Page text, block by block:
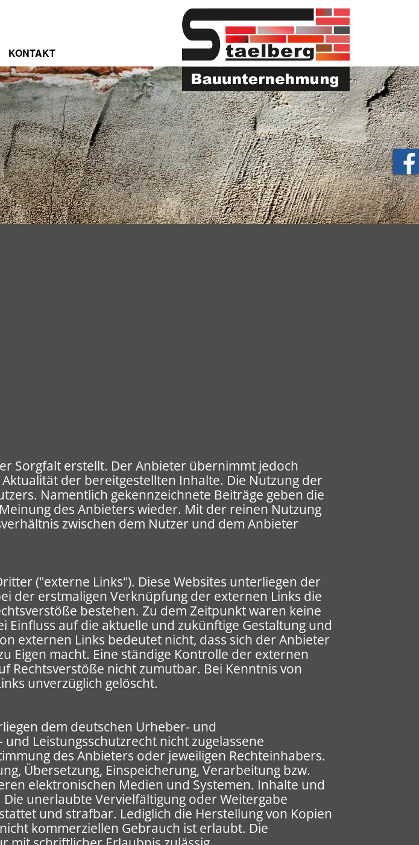
KONTAKT
Sorgfalt erstellt. Der Anbieter übernimmt jedoch
der bereitgestellten Inhalte. Die Nutzung der
Namentlich gekennzeichnete Beiträge geben die
des Anbieters wieder. Mit der reinen Nutzung
zwischen dem Nutzer und dem Anbieter
("externe Links"). Diese Websites unterliegen der
der erstmaligen Verknüpfung der externen Links die
bestehen. Zu dem Zeitpunkt waren keine
auf die aktuelle und zukünftige Gestaltung und
externen Links bedeutet nicht, dass sich der Anbieter
Eigen macht. Eine ständige Kontrolle der externen
Rechtsverstöße nicht zumutbar. Bei Kenntnis von
unverzüglich gelöscht.
dem deutschen Urheber- und
Leistungsschutzrecht nicht zugelassene
des Anbieters oder jeweiligen Rechteinhabers.
Übersetzung, Einspeicherung, Verarbeitung bzw.
elektronischen Medien und Systemen. Inhalte und
unerlaubte Vervielfältigung oder Weitergabe
und strafbar. Lediglich die Herstellung von Kopien
kommerziellen Gebrauch ist erlaubt. Die